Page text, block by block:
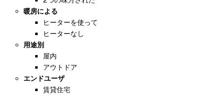
暖房による
ヒーターを使って
ヒーターなし
用途別
屋内
アウトドア
エンドユーザ
賃貸住宅